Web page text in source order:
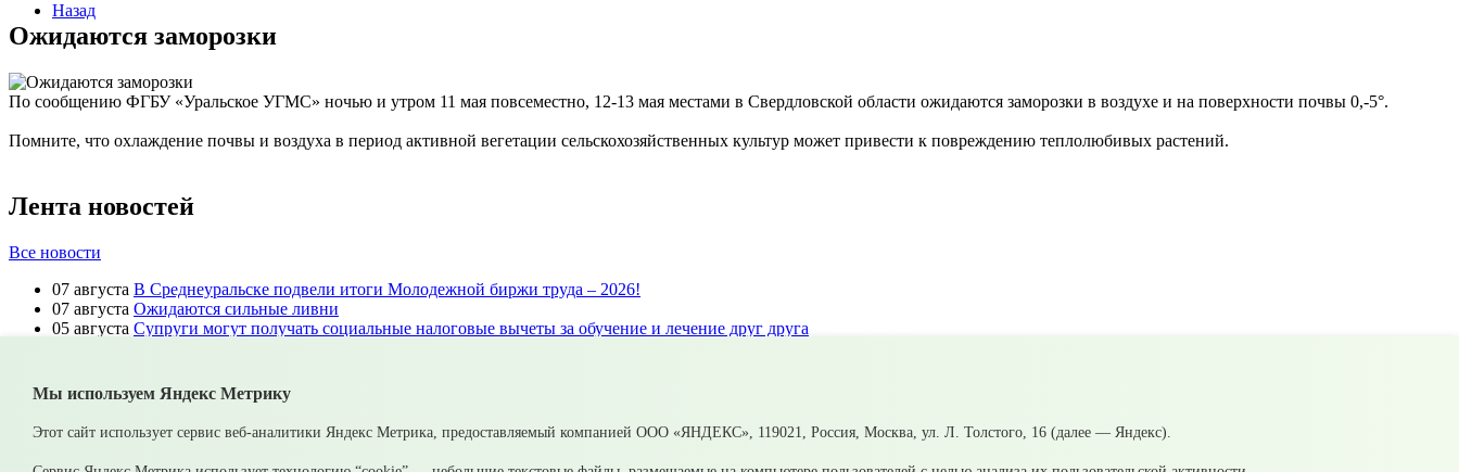
Назад
Ожидаются заморозки
По сообщению ФГБУ «Уральское УГМС» ночью и утром 11 мая повсеместно, 12-13 мая местами в Свердловской области ожидаются заморозки в воздухе и на поверхности почвы 0,-5°.
Помните, что охлаждение почвы и воздуха в период активной вегетации сельскохозяйственных культур может привести к повреждению теплолюбивых растений.
Лента новостей
Все новости
07 августа В Среднеуральске подвели итоги Молодежной биржи труда – 2026!
07 августа Ожидаются сильные ливни
05 августа Супруги могут получать социальные налоговые вычеты за обучение и лечение друг друга
05 августаГроза приближается: как обезопасить себя и своих близких?
Мы используем Яндекс Метрику
Этот сайт использует сервис веб-аналитики Яндекс Метрика, предоставляемый компанией ООО «ЯНДЕКС», 119021, Россия, Москва, ул. Л. Толстого, 16 (далее — Яндекс).
© 2026 Официальный сайт Муниципального округа Среднеуральск Свердловской области
Карта сайта Архив